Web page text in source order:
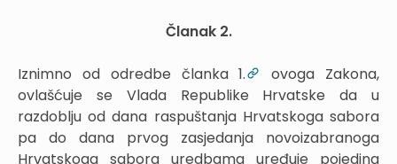
Članak 2.
Iznimno od odredbe članka 1.
ovoga Zakona,
ovlašćuje se Vlada Republike Hrvatske da u
razdoblju od dana raspuštanja Hrvatskoga sabora
pa do dana prvog zasjedanja novoizabranoga
Hrvatskoga sabora uredbama uređuje pojedina